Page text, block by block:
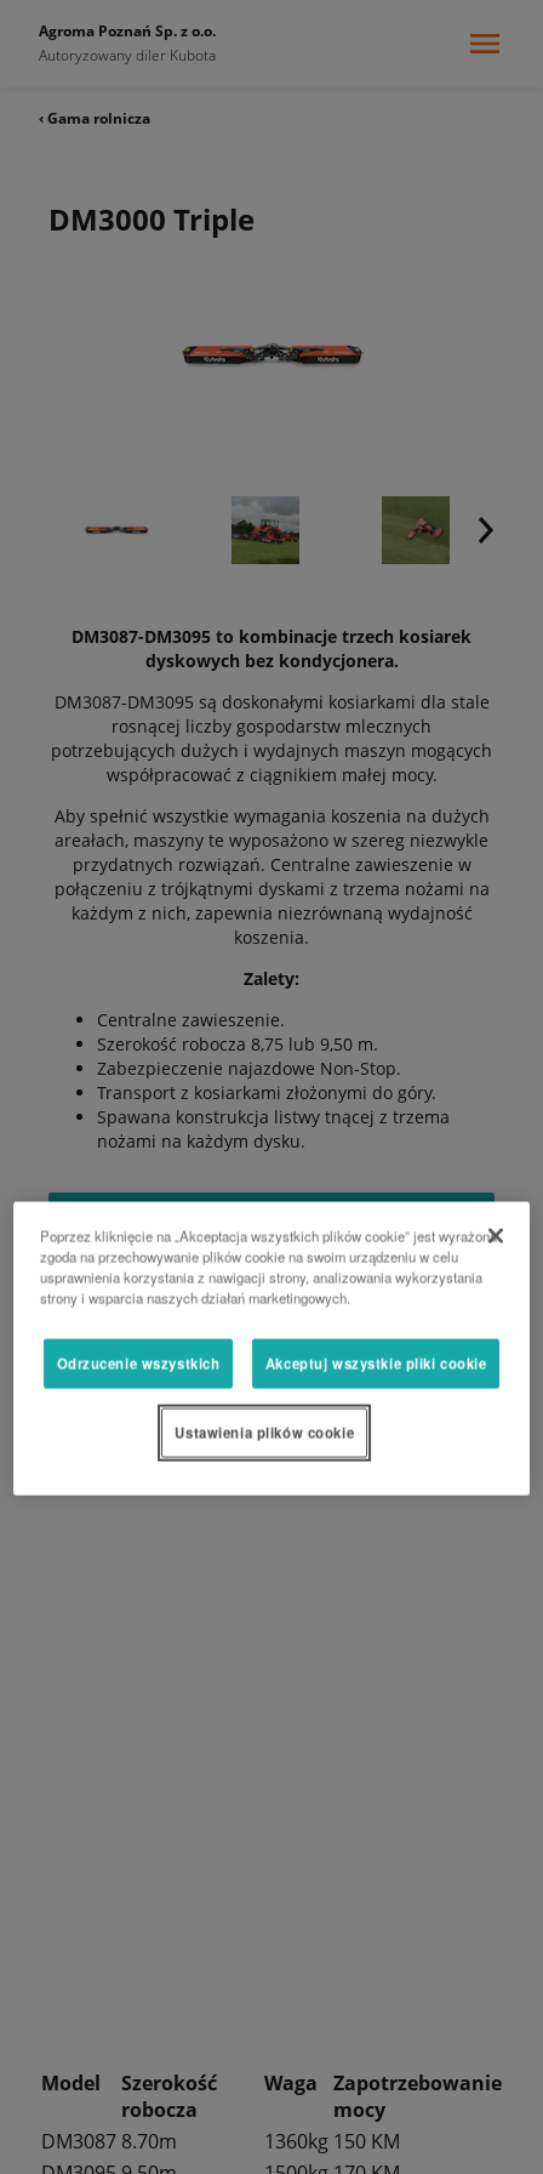
Agroma Poznań Sp. z o.o.
Autoryzowany diler Kubota
‹ Gama rolnicza
DM3000 Triple
DM3087-DM3095 to kombinacje trzech kosiarek
dyskowych bez kondycjonera.
DM3087-DM3095 są doskonałymi kosiarkami dla stale
rosnącej liczby gospodarstw mlecznych
potrzebujących dużych i wydajnych maszyn mogących
współpracować z ciągnikiem małej mocy.
Aby spełnić wszystkie wymagania koszenia na dużych
areałach, maszyny te wyposażono w szereg niezwykle
przydatnych rozwiązań. Centralne zawieszenie w
połączeniu z trójkątnymi dyskami z trzema nożami na
każdym z nich, zapewnia niezrównaną wydajność
koszenia.
Zalety:
Centralne zawieszenie.
Szerokość robocza 8,75 lub 9,50 m.
Zabezpieczenie najazdowe Non-Stop.
Transport z kosiarkami złożonymi do góry.
Spawana konstrukcja listwy tnącej z trzema
nożami na każdym dysku.
PROŚBA O WYCENĘ
Model
Szerokość
robocza
Waga
Zapotrzebowanie
mocy
DM3087 8.70m 1360kg 150 KM
Poprzez kliknięcie na „Akceptacja wszystkich plików cookie” jest wyrażona
zgoda na przechowywanie plików cookie na swoim urządzeniu w celu
usprawnienia korzystania z nawigacji strony, analizowania wykorzystania
strony i wsparcia naszych działań marketingowych.
Odrzucenie wszystkich Akceptuj wszystkie pliki cookie
Ustawienia plików cookie